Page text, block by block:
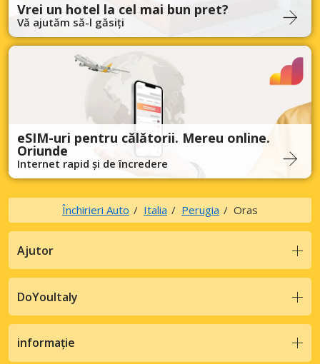
Vrei un hotel la cel mai bun pret?
Vă ajutăm să-l găsiți
eSIM-uri pentru călătorii. Mereu online.
Oriunde
Internet rapid și de încredere
Închirieri Auto Italia Perugia Oras
Ajutor
DoYouItaly
informație